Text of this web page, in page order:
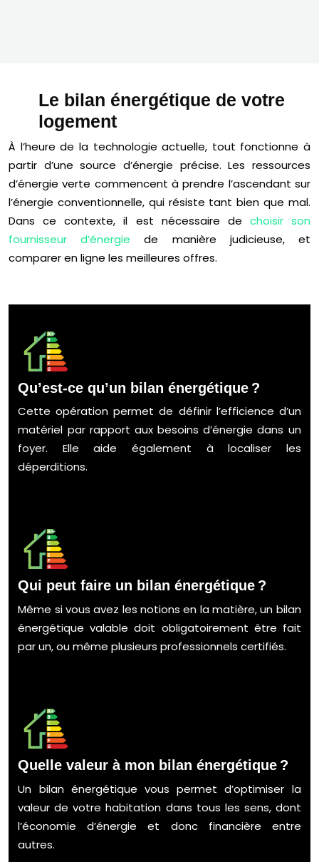
Le bilan énergétique de votre
logement
À l’heure de la technologie actuelle, tout fonctionne à
partir d’une source d’énergie précise. Les ressources
d’énergie verte commencent à prendre l’ascendant sur
l’énergie conventionnelle, qui résiste tant bien que mal.
Dans ce contexte, il est nécessaire de choisir son
fournisseur d’énergie de manière judicieuse, et
comparer en ligne les meilleures offres.
Qu’est-ce qu’un bilan énergétique ?
Cette opération permet de définir l’efficience d’un
matériel par rapport aux besoins d’énergie dans un
foyer. Elle aide également à localiser les
déperditions.
Qui peut faire un bilan énergétique ?
Même si vous avez les notions en la matière, un bilan
énergétique valable doit obligatoirement être fait
par un, ou même plusieurs professionnels certifiés.
Quelle valeur à mon bilan énergétique ?
Un bilan énergétique vous permet d’optimiser la
valeur de votre habitation dans tous les sens, dont
l’économie d’énergie et donc financière entre
autres.